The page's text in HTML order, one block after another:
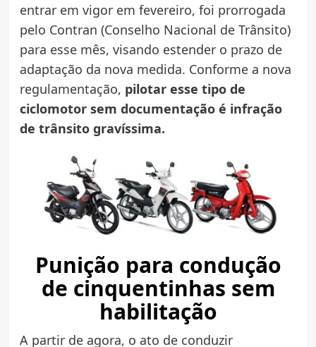
entrar em vigor em fevereiro, foi prorrogada
pelo Contran (Conselho Nacional de Trânsito)
para esse mês, visando estender o prazo de
adaptação da nova medida. Conforme a nova
regulamentação, pilotar esse tipo de
ciclomotor sem documentação é infração
de trânsito gravíssima.
Punição para condução
de cinquentinhas sem
habilitação
A partir de agora, o ato de conduzir